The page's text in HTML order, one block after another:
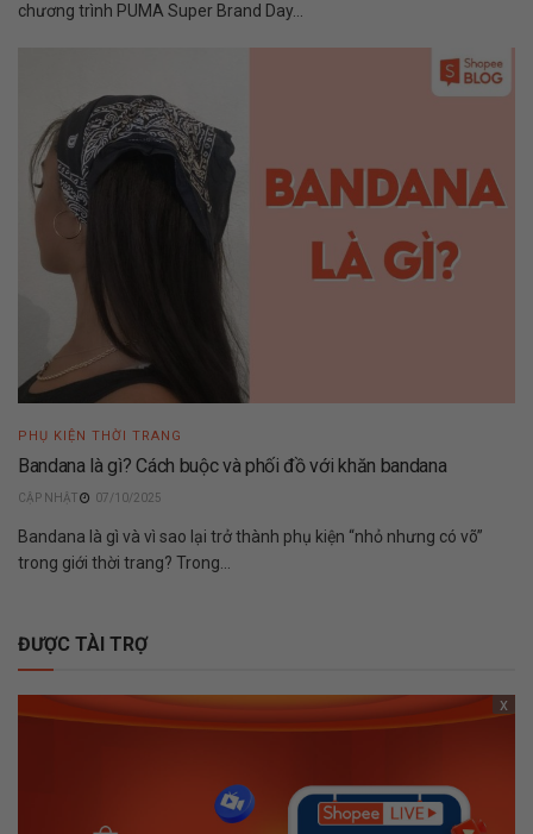
chương trình PUMA Super Brand Day...
PHỤ KIỆN THỜI TRANG
Bandana là gì? Cách buộc và phối đồ với khăn bandana
07/10/2025
Bandana là gì và vì sao lại trở thành phụ kiện “nhỏ nhưng có võ”
trong giới thời trang? Trong...
ĐƯỢC TÀI TRỢ
x